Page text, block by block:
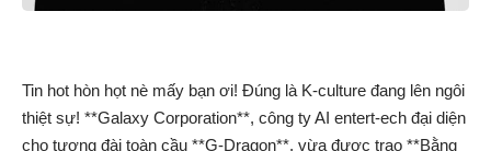
Tin hot hòn họt nè mấy bạn ơi! Đúng là K-culture đang lên ngôi
thiệt sự! **Galaxy Corporation**, công ty AI entert-ech đại diện
cho tượng đài toàn cầu **G-Dragon**, vừa được trao **Bằng